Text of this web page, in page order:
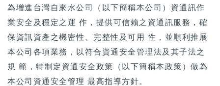
為增進台灣自來水公司（以下簡稱本公司）資通訊作
業安全及穩定之運 作，提供可信賴之資通訊服務，確
保資訊資產之機密性、完整性及可用 性，並順利推展
本公司各項業務，以符合資通安全管理法及其子法之
規 範，特制定資通安全政策（以下簡稱本政策）做為
本公司資通安全管理 最高指導方針。